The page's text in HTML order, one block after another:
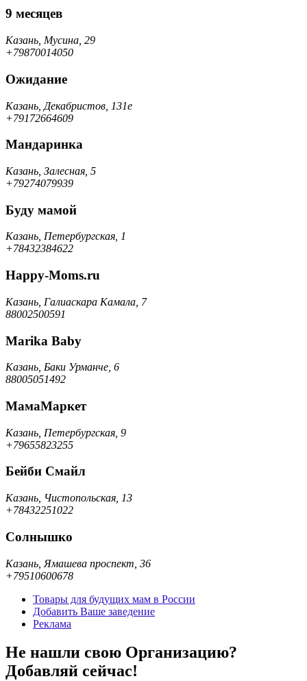
9 месяцев
Казань, Мусина, 29
+79870014050
Ожидание
Казань, Декабристов, 131е
+79172664609
Мандаринка
Казань, Залесная, 5
+79274079939
Буду мамой
Казань, Петербургская, 1
+78432384622
Happy-Moms.ru
Казань, Галиаскара Камала, 7
88002500591
Marika Baby
Казань, Баки Урманче, 6
88005051492
МамаМаркет
Казань, Петербургская, 9
+79655823255
Бейби Смайл
Казань, Чистопольская, 13
+78432251022
Солнышко
Казань, Ямашева проспект, 36
+79510600678
Товары для будущих мам в России
Добавить Ваше заведение
Реклама
Не нашли свою Организацию?
Добавляй сейчас!